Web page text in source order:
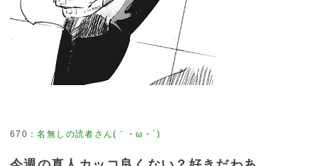
670 ：名無しの読者さん(｀・ω・´)